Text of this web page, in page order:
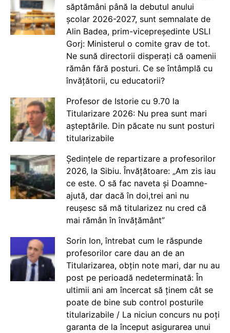
săptămâni până la debutul anului
școlar 2026-2027, sunt semnalate de
Alin Badea, prim-vicepreședinte USLI
Gorj: Ministerul o comite grav de tot.
Ne sună directorii disperați că oamenii
rămân fără posturi. Ce se întâmplă cu
învățătorii, cu educatorii?
Profesor de Istorie cu 9.70 la
Titularizare 2026: Nu prea sunt mari
așteptările. Din păcate nu sunt posturi
titularizabile
Ședințele de repartizare a profesorilor
2026, la Sibiu. Învățătoare: „Am zis iau
ce este. O să fac naveta și Doamne-
ajută, dar dacă în doi,trei ani nu
reușesc să mă titularizez nu cred că
mai rămân în învățământ”
Sorin Ion, întrebat cum le răspunde
profesorilor care dau an de an
Titularizarea, obțin note mari, dar nu au
post pe perioadă nedeterminată: În
ultimii ani am încercat să ținem cât se
poate de bine sub control posturile
titularizabile / La niciun concurs nu poți
garanta de la început asigurarea unui